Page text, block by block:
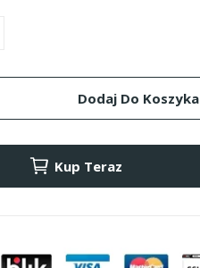
Dodaj Do Koszyka
Kup Teraz